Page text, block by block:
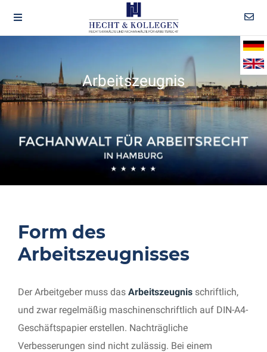
Arbeitszeugnis
Form des
Arbeitszeugnisses
Der Arbeitgeber muss das Arbeitszeugnis schriftlich,
und zwar regelmäßig maschinenschriftlich auf DIN-A4-
Geschäftspapier erstellen. Nachträgliche
Verbesserungen sind nicht zulässig. Bei einem